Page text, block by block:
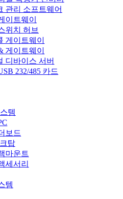
관리 소프트웨어
이트웨이
위치 허브
게이트웨이
게이트웨이
디바이스 서버
232/485 카드
템
보드
탑
마운트
세서리
템